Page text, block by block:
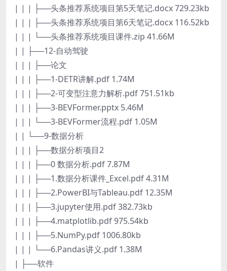
| | | ├──头条推荐系统项目第5天笔记.docx 729.23kb
| | | ├──头条推荐系统项目第6天笔记.docx 116.52kb
| | | └──头条推荐系统项目课件.zip 41.66M
| | ├──12-自动驾驶
| | | ├──论文
| | | ├──1-DETR讲解.pdf 1.74M
| | | ├──2-可变型注意力解析.pdf 751.51kb
| | | ├──3-BEVFormer.pptx 5.46M
| | | └──3-BEVFormer流程.pdf 1.05M
| | └──9-数据分析
| | | ├──数据分析项目2
| | | ├──0 数据分析.pdf 7.87M
| | | ├──1.数据分析课件_Excel.pdf 4.31M
| | | ├──2.PowerBI与Tableau.pdf 12.35M
| | | ├──3.jupyter使用.pdf 382.73kb
| | | ├──4.matplotlib.pdf 975.54kb
| | | ├──5.NumPy.pdf 1006.80kb
| | | └──6.Pandas讲义.pdf 1.38M
| ├──软件